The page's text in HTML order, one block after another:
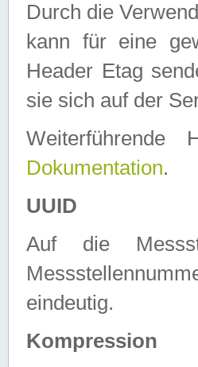
Durch die
kann für eine
Header Etag
sie sich auf der
Dokumentation.
UUID
Auf die
eindeutig.
Kompression